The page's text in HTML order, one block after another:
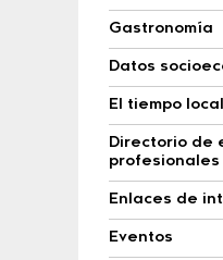
Gastronomía
Datos
El tiempo local
Directorio de
profesionales
Enlaces de
Eventos